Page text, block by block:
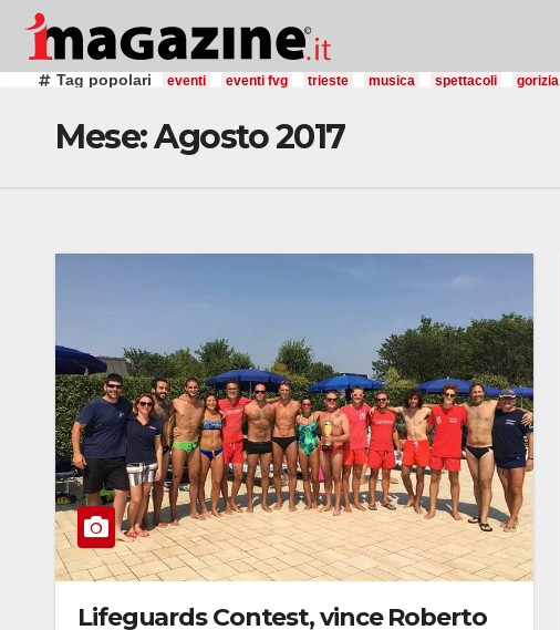
contenuto
Tag popolari eventi eventi fvg trieste musica spettacoli gorizia
Mese:Agosto 2017
Lifeguards Contest, vince Roberto